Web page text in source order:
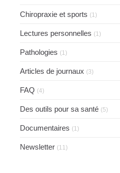
Chiropraxie et sports (1)
Lectures personnelles (1)
Pathologies (1)
Articles de journaux (3)
FAQ (4)
Des outils pour sa santé (5)
Documentaires (1)
Newsletter (11)